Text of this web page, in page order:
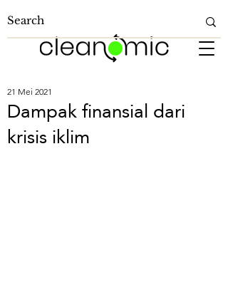
Dampak finansial dari
krisis iklim
21 Mei 2021